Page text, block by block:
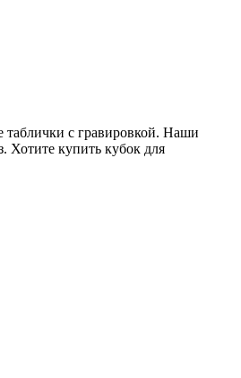
таблички с гравировкой. Наши
Хотите купить кубок для